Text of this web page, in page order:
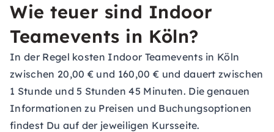
Wie teuer sind Indoor
Teamevents in Köln?
In der Regel kosten Indoor Teamevents in Köln
zwischen 20,00 € und 160,00 € und dauert zwischen
1 Stunde und 5 Stunden 45 Minuten. Die genauen
Informationen zu Preisen und Buchungsoptionen
findest Du auf der jeweiligen Kursseite.